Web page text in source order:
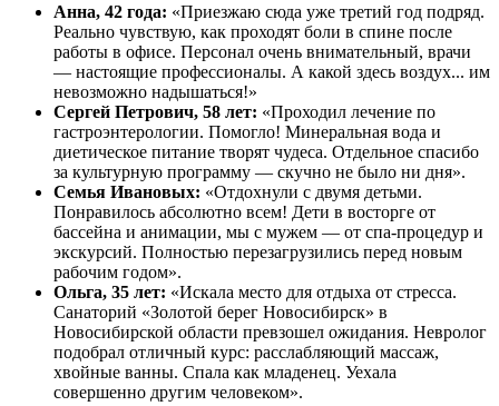
Анна, 42 года: «Приезжаю сюда уже третий год подряд.
Реально чувствую, как проходят боли в спине после
работы в офисе. Персонал очень внимательный, врачи
— настоящие профессионалы. А какой здесь воздух... им
невозможно надышаться!»
Сергей Петрович, 58 лет: «Проходил лечение по
гастроэнтерологии. Помогло! Минеральная вода и
диетическое питание творят чудеса. Отдельное спасибо
за культурную программу — скучно не было ни дня».
Семья Ивановых: «Отдохнули с двумя детьми.
Понравилось абсолютно всем! Дети в восторге от
бассейна и анимации, мы с мужем — от спа-процедур и
экскурсий. Полностью перезагрузились перед новым
рабочим годом».
Ольга, 35 лет: «Искала место для отдыха от стресса.
Санаторий «Золотой берег Новосибирск» в
Новосибирской области превзошел ожидания. Невролог
подобрал отличный курс: расслабляющий массаж,
хвойные ванны. Спала как младенец. Уехала
совершенно другим человеком».